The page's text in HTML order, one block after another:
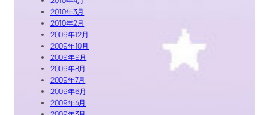
2010年3月
2010年2月
2009年12月
2009年10月
2009年9月
2009年8月
2009年7月
2009年6月
2009年4月